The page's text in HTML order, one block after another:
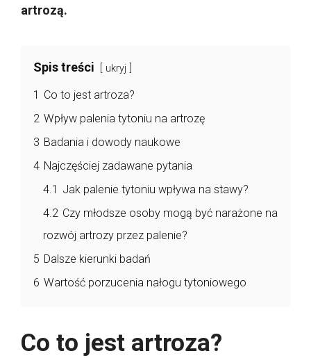
artrozą.
Spis treści ukryj
1 Co to jest artroza?
2 Wpływ palenia tytoniu na artrozę
3 Badania i dowody naukowe
4 Najczęściej zadawane pytania
4.1 Jak palenie tytoniu wpływa na stawy?
4.2 Czy młodsze osoby mogą być narażone na
rozwój artrozy przez palenie?
5 Dalsze kierunki badań
6 Wartość porzucenia nałogu tytoniowego
Co to jest artroza?